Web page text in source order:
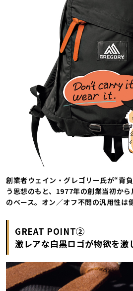
創業者ウェイン・グレゴリー氏が“背
う思想のもと、1977年の創業当初か
のベース。オン／オフ不問の汎用性は
GREAT POINT②
激レアな白黒ロゴが物欲を激